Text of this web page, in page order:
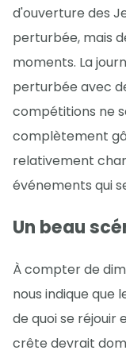
d'ouverture des
perturbée, mais
moments. La
perturbée avec
compétitions ne
complètement
relativement
événements qui
Un beau
À compter de
nous indique que
de quoi se réjouir
crête devrait